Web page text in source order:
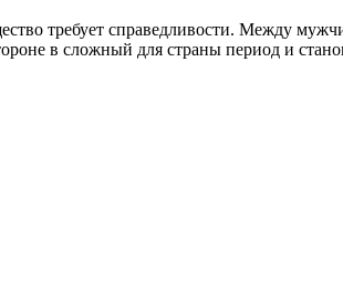
требует справедливости. Между
в сложный для страны период и